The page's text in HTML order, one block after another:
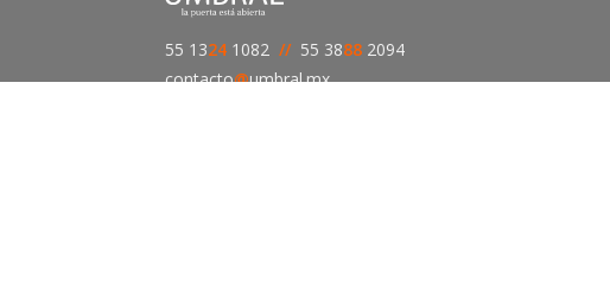
55 1324 1082 // 55 3888 2094
contacto@umbral.mx